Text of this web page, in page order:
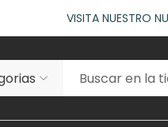
ACCEDE A NUESTROS
VISITA NUESTRO
ACCEDE A NUESTROS